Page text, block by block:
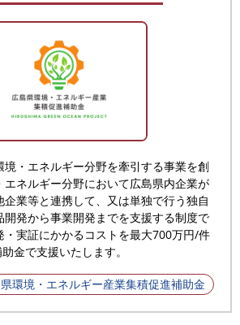
境・エネルギー分野を牽引する事業を創
エネルギー分野において広島県内企業が
企業等と連携して、又は単独で行う独自
開発から事業開発までを支援する制度で
・実証にかかるコストを最大700万円/件
金で支援いたします。
環境・エネルギー産業集積促進補助金